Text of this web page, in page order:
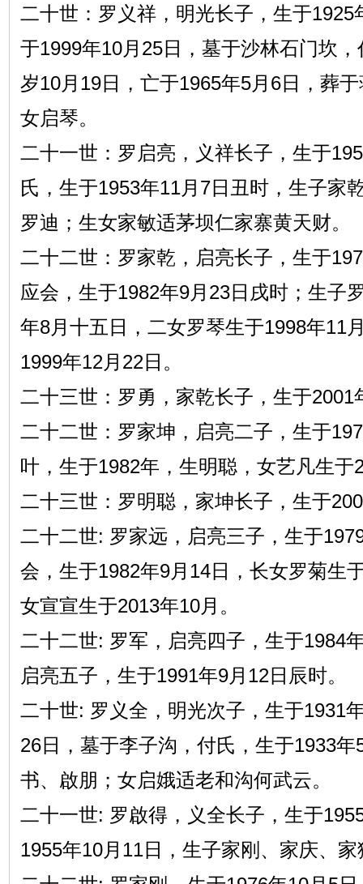
二十世：罗义祥，明光长子，生于1925
于1999年10月25日，墓于沙林石门坎
岁10月19日，亡于1965年5月6日，葬
女启琴。
二十一世：罗启亮，义祥长子，生于
氏，生于1953年11月7日丑时，生子家
罗迪；生女家敏适茅坝仁家寨黄天财。
二十二世：罗家乾，启亮长子，生于
应会，生于1982年9月23日戌时；生子
年8月十五日，二女罗琴生于1998年11
1999年12月22日。
二十三世：罗勇，家乾长子，生于
二十二世：罗家坤，启亮二子，生于
叶，生于1982年，生明聪，女艺凡生于
二十三世：罗明聪，家坤长子，生于
二十二世: 罗家远，启亮三子，生于
会，生于1982年9月14日，长女罗菊生
女宣宣生于2013年10月。
二十二世: 罗军，启亮四子，生于1984
启亮五子，生于1991年9月12日辰时。
二十世: 罗义全，明光次子，生于1931
26日，墓于李子沟，付氏，生于1933
书、啟朋；女启娥适老和沟何武云。
二十一世: 罗啟得，义全长子，生于
1955年10月11日，生子家刚、家庆、家